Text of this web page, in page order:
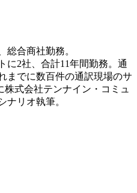
総合商社勤務。
に2社、合計11年間勤務。通
までに数百件の通訳現場のサ
株式会社テンナイン・コミュ
ナリオ執筆。